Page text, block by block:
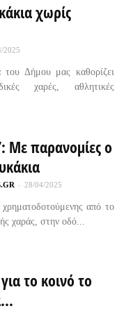
χωρίς
2025
του Δήμου μας καθορίζει
χαρές, αθλητικές
Με παρανομίες ο
- 28/04/2025
από το
χαράς, στην οδό...
το κοινό το